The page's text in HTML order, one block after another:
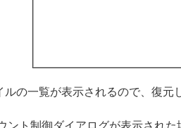
ルの一覧が表示されるので、復
ント制御ダイアログが表示され